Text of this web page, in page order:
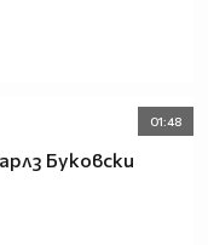
01:48
Буковски